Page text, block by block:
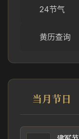
24节气
黄历查询
当月节日